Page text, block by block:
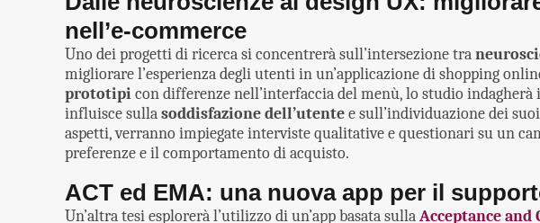
nell’e-commerce
Uno dei progetti di ricerca si concentrerà sull’intersezione tra
migliorare l’esperienza degli utenti in un’applicazione di shopping
prototipicon differenze nell’interfaccia del menù, lo studio indagherà
influisce sullasoddisfazione dell’utentee sull’individuazione dei
aspetti, verranno impiegate interviste qualitative e questionari su un
preferenze e il comportamento di acquisto.
ACT ed EMA: una nuova app per il
Un’altra tesi esplorerà l’utilizzo di un’app basata sullaAcceptance